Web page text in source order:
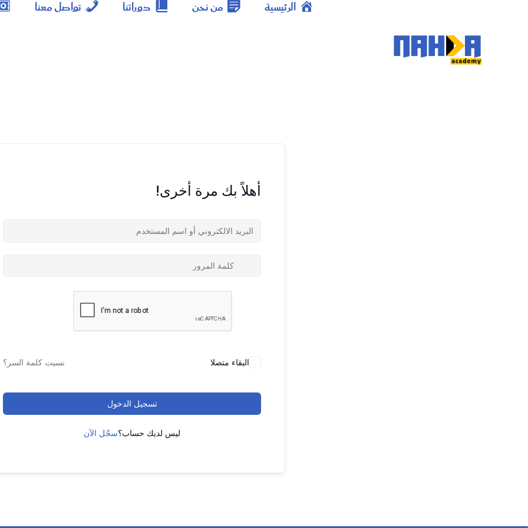
الرئيسية من نحن دوراتنا تواصل معنا
أهلاً بك مرة أخرى!
البقاء متصلا نسيت كلمة السر؟
تسجيل الدخول
ليس لديك حساب؟سجّل الآن